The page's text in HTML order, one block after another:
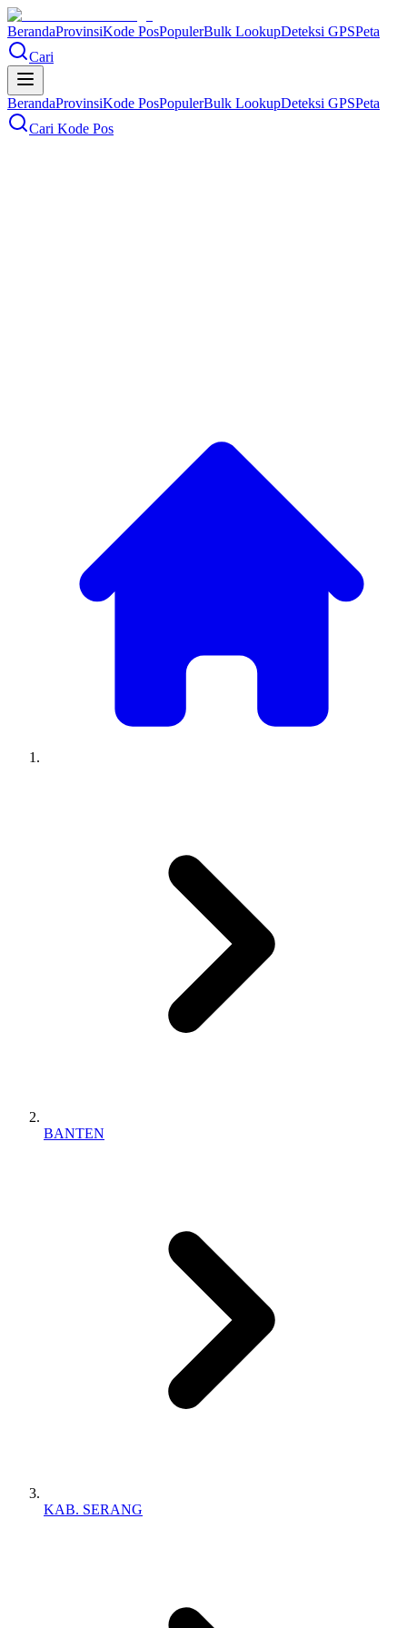
BerandaProvinsiKode PosPopulerBulk LookupDeteksi GPSPeta
Cari
BerandaProvinsiKode PosPopulerBulk LookupDeteksi GPSPeta
Cari Kode Pos
BANTEN
KAB. SERANG